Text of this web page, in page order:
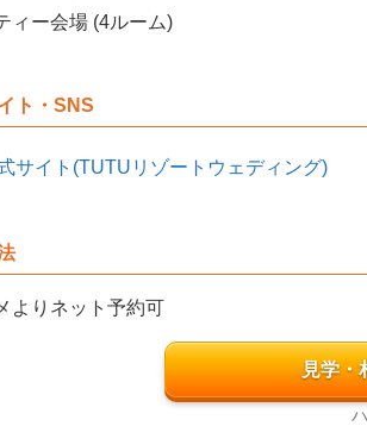
ィー会場 (4ルーム)
ト・SNS
サイト(TUTUリゾートウェディング)
よりネット予約可
見学・